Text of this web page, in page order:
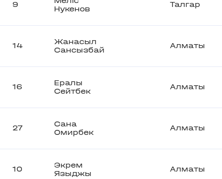
9
Нукенов
Талгар
14
Жанасыл
Сансызбай
Алматы
16
Ералы
Сейтбек
Алматы
27
Сана
Омирбек
Алматы
10
Экрем
Языджы
Алматы